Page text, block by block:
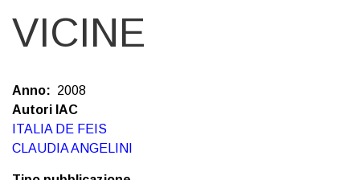
VICINE
Anno
2008
Autori IAC
ITALIA DE FEIS
CLAUDIA ANGELINI